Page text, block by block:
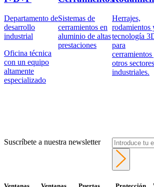
Departamento de
desarrollo
industrial
Oficina técnica
con un equipo
altamente
especializado
Sistemas de
cerramientos en
aluminio de altas
prestaciones
Herrajes,
rodamientos
tecnología
para
cerramientos
otros sectores
industriales.
Suscríbete a nuestra newsletter